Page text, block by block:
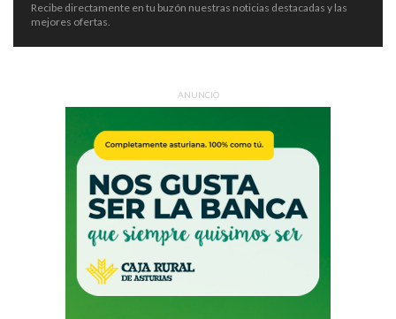
Recibe directamente en tu buzón nuestras noticias destacadas y las
mejores ofertas.
ANUNCIO